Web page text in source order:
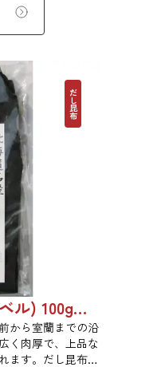
だし昆布
道南まこんぶ(白ラベル) 100g 6816
から室蘭までの沿
く肉厚で、上品な
ます。だし昆布、